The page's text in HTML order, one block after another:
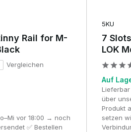
Rail for M-
Vergleichen
vor 18:00 → noch
✅ Bestellen
5KU
7
LOK
Auf
über
Produkt
setzen